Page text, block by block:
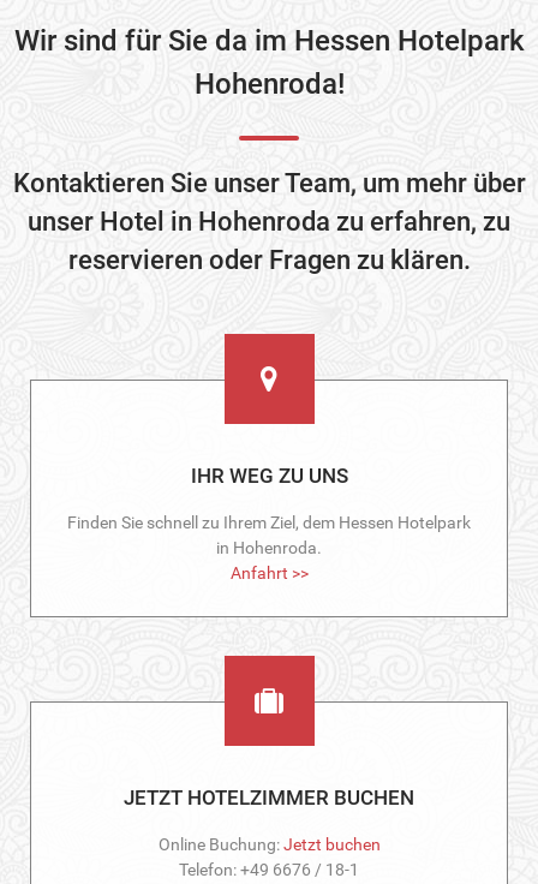
Wir sind für Sie da im Hessen Hotelpark
Hohenroda!
Kontaktieren Sie unser Team, um mehr über
unser Hotel in Hohenroda zu erfahren, zu
reservieren oder Fragen zu klären.
IHR WEG ZU UNS
Finden Sie schnell zu Ihrem Ziel, dem Hessen Hotelpark
in Hohenroda.
Anfahrt >>
JETZT HOTELZIMMER BUCHEN
Online Buchung:Jetzt buchen
Telefon: +49 6676 / 18-1